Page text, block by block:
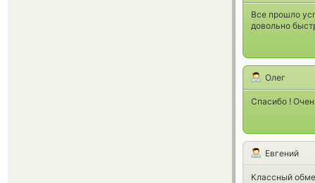
Все прошло
довольно
Олег
Спасибо !
Евгений
Классный